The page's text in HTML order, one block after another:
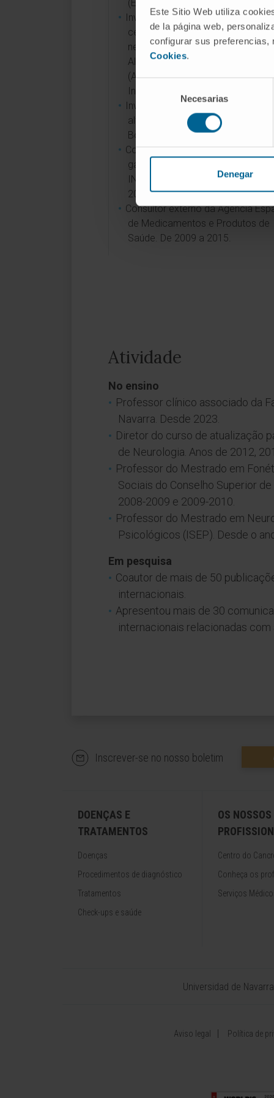
Este Sitio Web utiliza
de la página web,
configurar sus preferencias,
Cookies.
consentimiento
Necesarias
Denegar
(ENFORCE). Teva. 2017.
Investigador de estudos de
cerebral automatizada e
neuropsicológicos na doença de
Alzheimer incluídos no projeto
(Alzheimer's Disease
Initiative). Desde 2016.
Investigador principal do ensaio de
alteplase no ictus agudo (SITS-
Boehringer Ingelheim. 2003.
Co-investigador do ensaio de
galantamina na demência mista
INT-17). Janssen Research
2001.
Consultor externo da Agência
de Medicamentos e Produtos de
Saúde. De 2009 a 2015.
Atividade
No ensino
Professor clínico associado da
Navarra. Desde 2023.
Diretor do curso de atualização
de Neurologia. Anos de 2012,
Professor do Mestrado em
Sociais do Conselho Superior
2008-2009 e 2009-2010.
Professor do Mestrado em
Psicológicos (ISEP). Desde o
Em pesquisa
Coautor de mais de 50
internacionais.
Apresentou mais de 30
internacionais relacionadas com
Inscrever-se no nosso boletim
DOENÇAS E
TRATAMENTOS
Doenças
Procedimentos de diagnóstico
Tratamentos
Check-ups e saúde
OS NOSSOS
Centro do
Conheça os
Serviços
Universidad de Navarra
Aviso legal Política de